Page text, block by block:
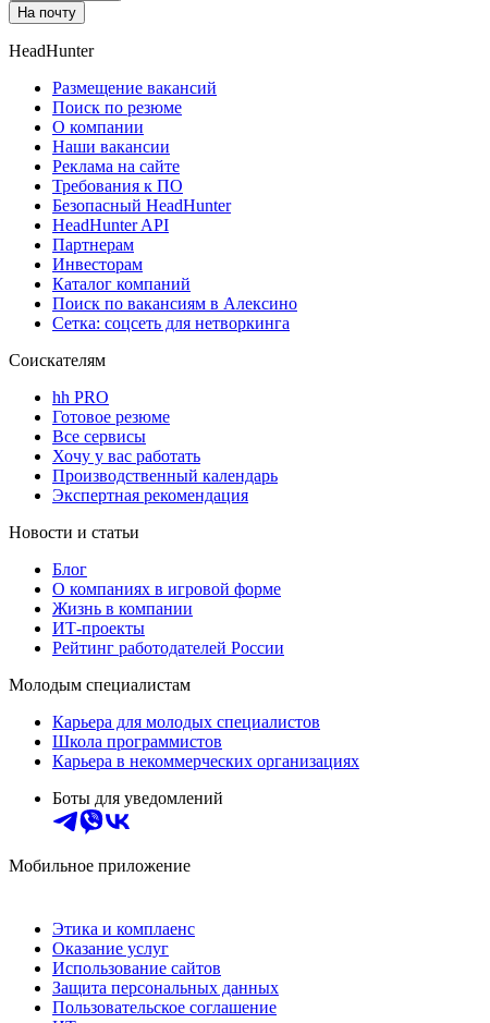
На почту
HeadHunter
Размещение вакансий
Поиск по резюме
О компании
Наши вакансии
Реклама на сайте
Требования к ПО
Безопасный HeadHunter
HeadHunter API
Партнерам
Инвесторам
Каталог компаний
Поиск по вакансиям в Алексино
Сетка: соцсеть для нетворкинга
Соискателям
hh PRO
Готовое резюме
Все сервисы
Хочу у вас работать
Производственный календарь
Экспертная рекомендация
Новости и статьи
Блог
О компаниях в игровой форме
Жизнь в компании
ИТ-проекты
Рейтинг работодателей России
Молодым специалистам
Карьера для молодых специалистов
Школа программистов
Карьера в некоммерческих организациях
Боты для уведомлений
Мобильное приложение
Этика и комплаенс
Оказание услуг
Использование сайтов
Защита персональных данных
Пользовательское соглашение